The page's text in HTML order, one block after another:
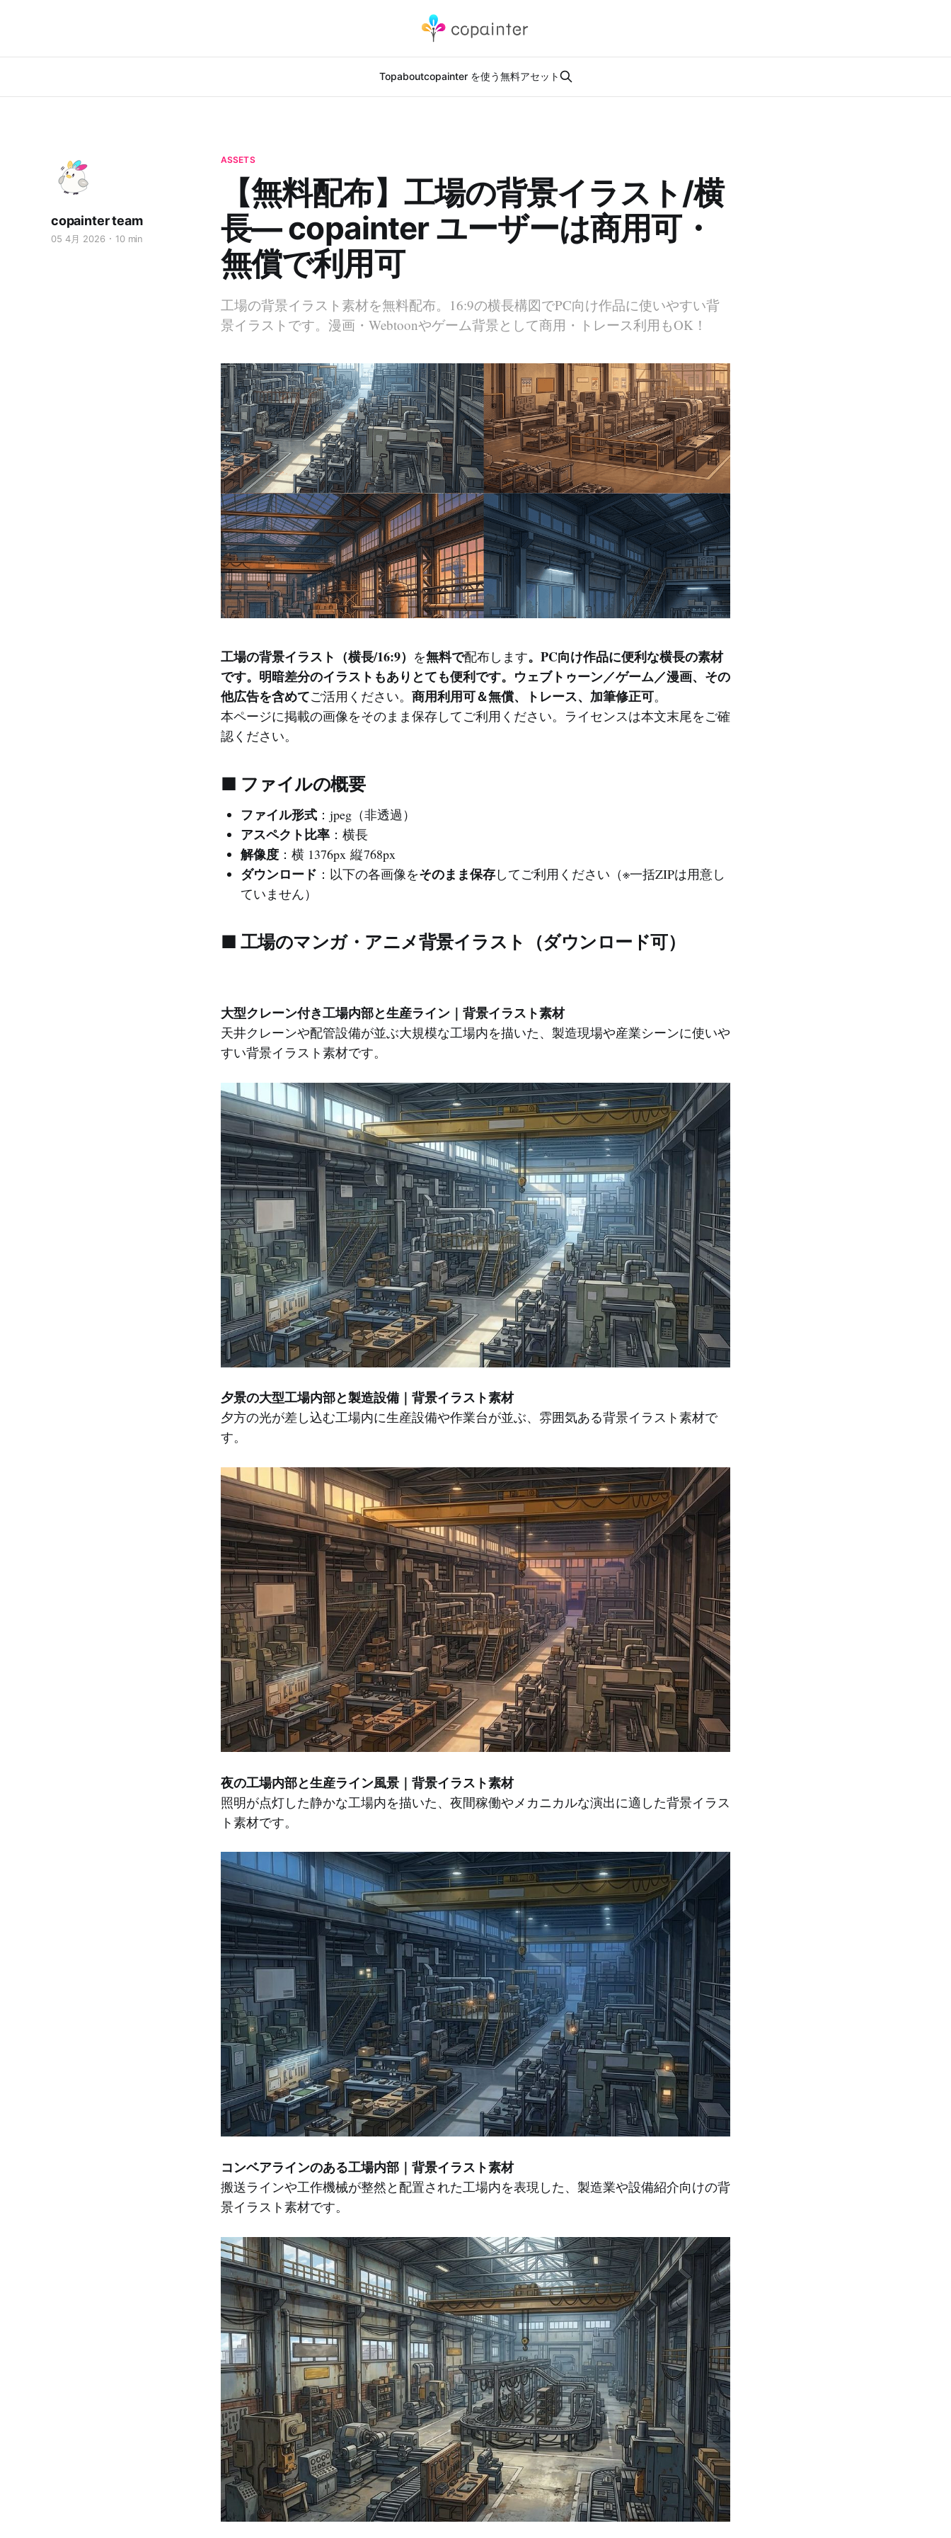
Topaboutcopainter を使う無料アセット
ASSETS
【無料配布】工場の背景イラスト/横
長— copainter ユーザーは商用可・
無償で利用可
工場の背景イラスト素材を無料配布。16:9の横長構図でPC向け作品に使いやすい背
景イラストです。漫画・Webtoonやゲーム背景として商用・トレース利用もOK！
copainter team
05 4月 2026 10 min
工場の背景イラスト（横長/16:9） を無料で配布します。PC向け作品に便利な横長の素材
です。明暗差分のイラストもありとても便利です。ウェブトゥーン／ゲーム／漫画、その
他広告を含めてご活用ください。 商用利用可＆無償、トレース、加筆修正可。
本ページに掲載の画像をそのまま保存してご利用ください。ライセンスは本文末尾をご確
認ください。
■ ファイルの概要
ファイル形式 ：jpeg（非透過）
アスペクト比率 ：横長
解像度 ：横 1376px 縦 768px
ダウンロード ：以下の各画像をそのまま保存してご利用ください（※一括ZIPは用意し
ていません）
■ 工場のマンガ・アニメ背景イラスト（ダウンロード可）
大型クレーン付き工場内部と生産ライン｜背景イラスト素材
天井クレーンや配管設備が並ぶ大規模な工場内を描いた、製造現場や産業シーンに使いや
すい背景イラスト素材です。
夕景の大型工場内部と製造設備｜背景イラスト素材
夕方の光が差し込む工場内に生産設備や作業台が並ぶ、雰囲気ある背景イラスト素材で
す。
夜の工場内部と生産ライン風景｜背景イラスト素材
照明が点灯した静かな工場内を描いた、夜間稼働やメカニカルな演出に適した背景イラス
ト素材です。
コンベアラインのある工場内部｜背景イラスト素材
搬送ラインや工作機械が整然と配置された工場内を表現した、製造業や設備紹介向けの背
景イラスト素材です。